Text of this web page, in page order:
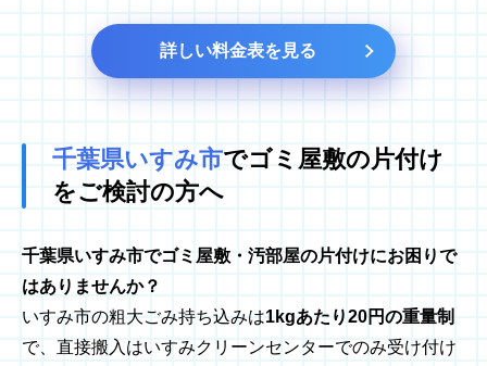
詳しい料金表を見る
千葉県いすみ市でゴミ屋敷の片付け
をご検討の方へ
千葉県いすみ市でゴミ屋敷・汚部屋の片付けにお困りで
はありませんか？
いすみ市の粗大ごみ持ち込みは1kgあたり20円の重量制
で、直接搬入はいすみクリーンセンターでのみ受け付け